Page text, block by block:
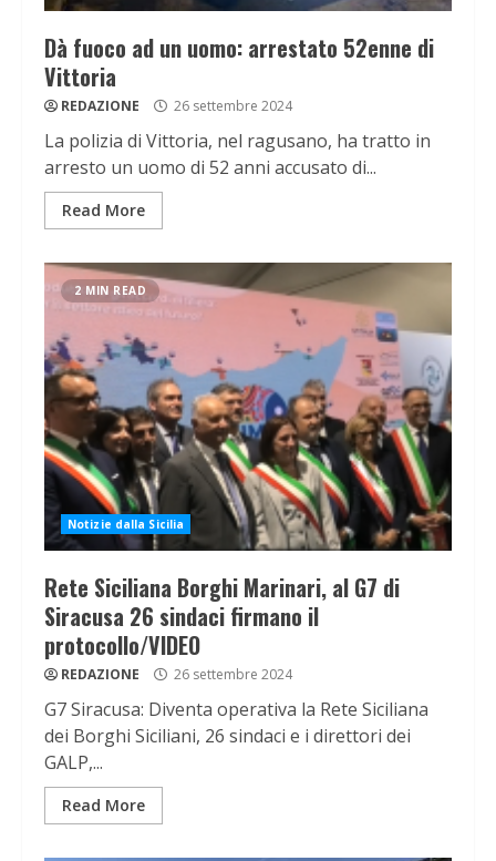
Dà fuoco ad un uomo: arrestato 52enne di
Vittoria
REDAZIONE 26 settembre 2024
La polizia di Vittoria, nel ragusano, ha tratto in
arresto un uomo di 52 anni accusato di...
Read More
2 MIN READ
Notizie dalla Sicilia
Rete Siciliana Borghi Marinari, al G7 di
Siracusa 26 sindaci firmano il
protocollo/VIDEO
REDAZIONE 26 settembre 2024
G7 Siracusa: Diventa operativa la Rete Siciliana
dei Borghi Siciliani, 26 sindaci e i direttori dei
GALP,...
Read More